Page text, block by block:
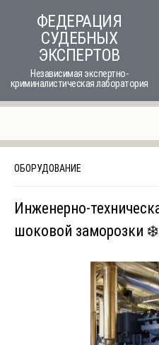
ФЕДЕРАЦИЯ
СУДЕБНЫХ
ЭКСПЕРТОВ
Независимая экспертно-
криминалистическая лаборатория
ОБОРУДОВАНИЕ
Инженерно-
шоковой заморозки